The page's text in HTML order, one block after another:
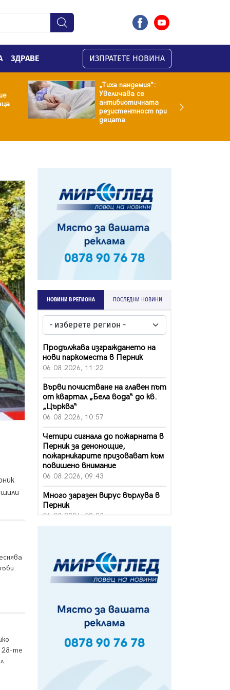
ЗДРАВЕ ИЗПРАТЕТЕ НОВИНА
„Тиха пандемия“:
Увеличава се
антибиотичната
резистентност при
децата
28-те
НОВИНИ В РЕГИОНА ПОСЛЕДНИ НОВИНИ
Продължава изграждането на
нови паркоместа в Перник
06.08.2026, 11:22
Върви почистване на главен път
от квартал „Бела вода“ до кв.
„Църква“
06.08.2026, 10:57
Четири сигнала до пожарната в
Перник за денонощие,
пожарникарите призовават към
повишено внимание
06.08.2026, 09:43
Много заразен вирус върлува в
Перник
06.08.2026, 09:28
време на жътвената кампания в
Перник
06.08.2026, 07:51
през август в Перник
06.08.2026, 00:48
измамите: Проверявайте